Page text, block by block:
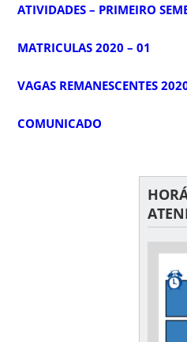
ATIVIDADES – PRIMEIRO
MATRICULAS 2020 – 01
VAGAS REMANESCENTES
COMUNICADO